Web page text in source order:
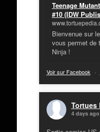
Teenage
#10 (IDW
Bienvenue sur
vous permet de
Ninja !
Voir sur Facebook ·
Tortues
4 days ago